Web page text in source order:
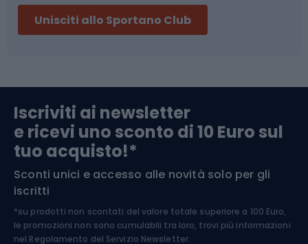
Abbigliamento da escursionismo
Componenti per biciclette
Arrampicata
Medicina dello sport
Abbigliamento ciclistico
Unisciti allo Sportano Club
Iscriviti ai newsletter
e ricevi uno sconto di 10 Euro sul
tuo acquisto!*
Sconti unici e accesso alle novità solo per gli
iscritti
*su prodotti non scontati del valore totale superiore a 100 Euro,
le promozioni non sono cumulabili tra loro, trovi più informazioni
nel Regolamento del Servizio Newsletter.